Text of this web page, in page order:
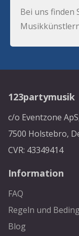
Bei uns finden
123partymusik
c/o Eventzone
7500 Holstebro,
CVR: 43349414
Information
FAQ
Regeln und
Blog